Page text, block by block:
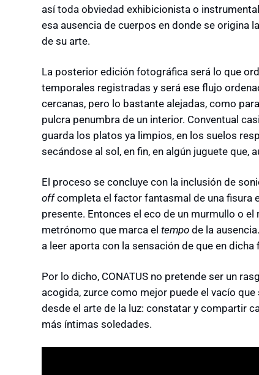
así toda obviedad exhibicionista o
esa ausencia de cuerpos en donde se origina
de su arte.
La posterior edición fotográfica será lo que
temporales registradas y será ese flujo
cercanas, pero lo bastante alejadas, como
pulcra penumbra de un interior. Conventual
guarda los platos ya limpios, en los suelos
secándose al sol, en fin, en algún juguete que,
El proceso se concluye con la inclusión de
offcompleta el factor fantasmal de una fisura
presente. Entonces el eco de un murmullo o
metrónomo que marca el tempo de la
a leer aporta con la sensación de que en dicha
Por lo dicho, CONATUS no pretende ser un
acogida, zurce como mejor puede el vacío
desde el arte de la luz: constatar y compartir
más íntimas soledades.